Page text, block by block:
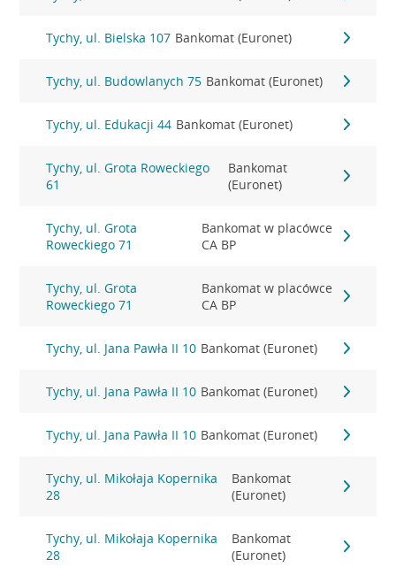
Tychy, ul. Bielska 107 Bankomat (Euronet)
Tychy, ul. Budowlanych 75 Bankomat (Euronet)
Tychy, ul. Edukacji 44 Bankomat (Euronet)
Tychy, ul. Grota Roweckiego
61
Bankomat
(Euronet)
Tychy, ul. Grota
Roweckiego 71
Bankomat w placówce
CA BP
Tychy, ul. Grota
Roweckiego 71
Bankomat w placówce
CA BP
Tychy, ul. Jana Pawła II 10 Bankomat (Euronet)
Tychy, ul. Jana Pawła II 10 Bankomat (Euronet)
Tychy, ul. Jana Pawła II 10 Bankomat (Euronet)
Tychy, ul. Mikołaja Kopernika
28
Bankomat
(Euronet)
Tychy, ul. Mikołaja Kopernika
28
Bankomat
(Euronet)